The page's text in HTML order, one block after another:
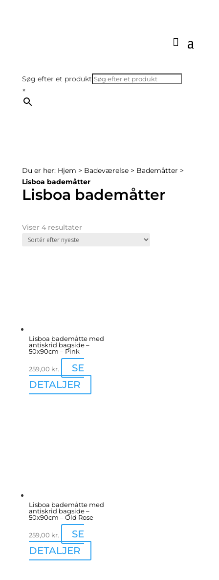
Søg efter et produkt
×
Du er her: Hjem > Badeværelse> Bademåtter >
Lisboa bademåtter
Lisboa bademåtter
Viser 4 resultaterSorted
Lisboa bademåtte med
antiskrid bagside –
50x90cm – Pink
259,00 kr.
SE
DETALJER
Lisboa bademåtte med
antiskrid bagside –
50x90cm – Old Rose
259,00 kr.
SE
DETALJER